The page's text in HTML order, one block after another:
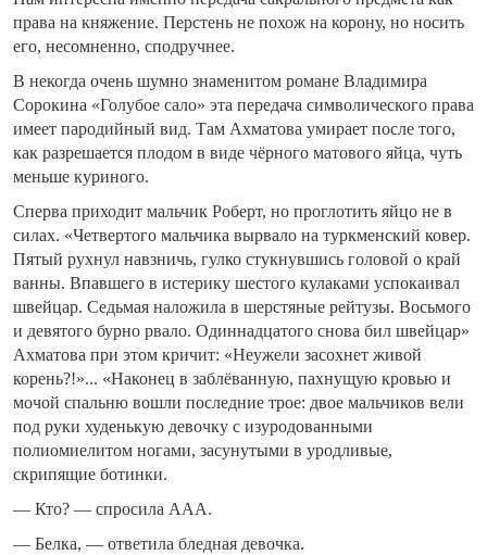
права на княжение. Перстень не похож на корону, но носить
его, несомненно, сподручнее.
В некогда очень шумно знаменитом романе Владимира
Сорокина «Голубое сало» эта передача символического права
имеет пародийный вид. Там Ахматова умирает после того,
как разрешается плодом в виде чёрного матового яйца, чуть
меньше куриного.
Сперва приходит мальчик Роберт, но проглотить яйцо не в
силах. «Четвертого мальчика вырвало на туркменский ковер.
Пятый рухнул навзничь, гулко стукнувшись головой о край
ванны. Впавшего в истерику шестого кулаками успокаивал
швейцар. Седьмая наложила в шерстяные рейтузы. Восьмого
и девятого бурно рвало. Одиннадцатого снова бил швейцар»
Ахматова при этом кричит: «Неужели засохнет живой
корень?!»... «Наконец в заблёванную, пахнущую кровью и
мочой спальню вошли последние трое: двое мальчиков вели
под руки худенькую девочку с изуродованными
полиомиелитом ногами, засунутыми в уродливые,
скрипящие ботинки.
— Кто? — спросила ААА.
— Белка, — ответила бледная девочка.